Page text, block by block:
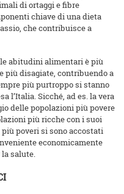
di ortaggi e fibre
chiave di una dieta
che contribuisce a
abitudini alimentari è più
più disagiate, contribuendo a
più purtroppo si stanno
l’Italia. Sicché, ad es. la vera
delle popolazioni più povere
più ricche con i suoi
poveri si sono accostati
economicamente
salute.